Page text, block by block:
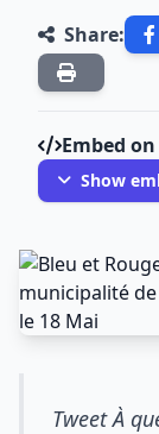
Share:
Embed
Show
Tweet À